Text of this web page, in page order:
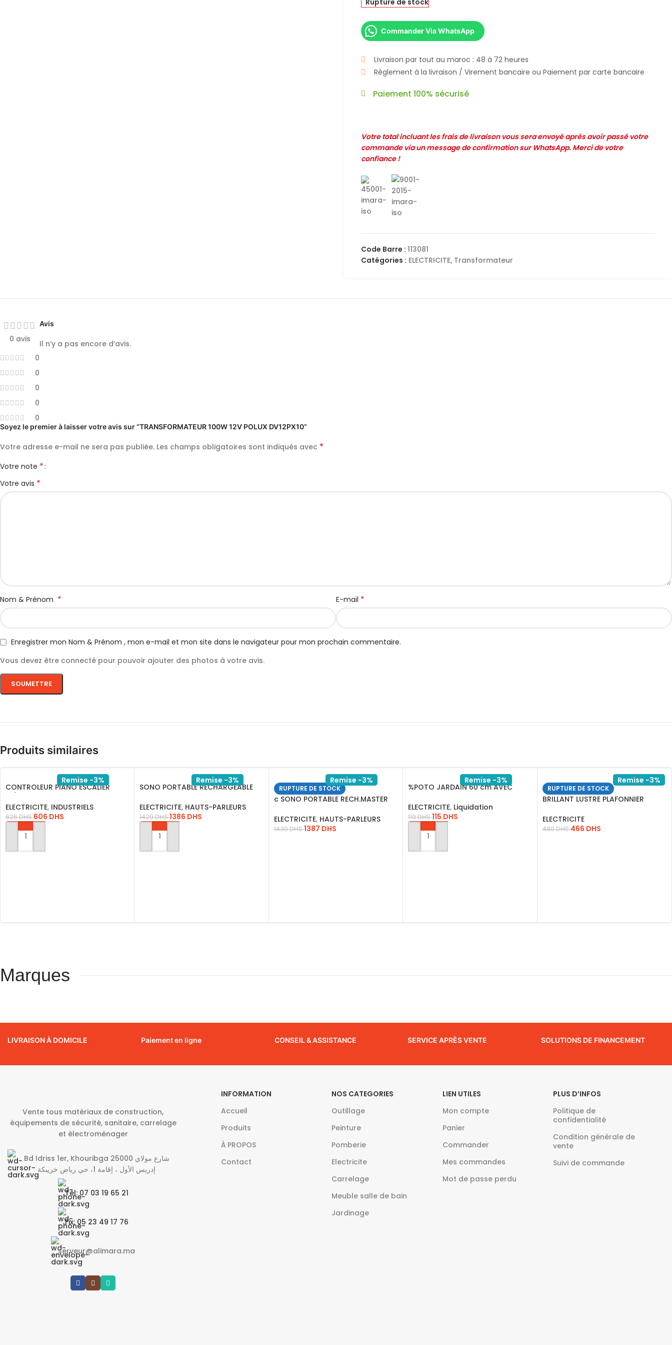
Rupture de stock
Commander Via WhatsApp
Livraison par tout au maroc : 48 à 72 heures
Règlement à la livraison / Virement bancaire ou Paiement par carte bancaire
Paiement 100% sécurisé
Votre total incluant les frais de livraison vous sera envoyé après avoir passé votre
commande via un message de confirmation sur WhatsApp. Merci de votre
confiance !
Code Barre : 113081
Catégories : ELECTRICITE, Transformateur
0 avis
0
0
0
0
0
Avis
Il n’y a pas encore d’avis.
Soyez le premier à laisser votre avis sur “TRANSFORMATEUR 100W 12V POLUX DV12PX10”
Votre adresse e-mail ne sera pas publiée. Les champs obligatoires sont indiqués avec *
Votre note *
Votre avis *
Nom & Prénom * E-mail *
Enregistrer mon Nom & Prénom , mon e-mail et mon site dans le navigateur pour mon prochain commentaire.
Vous devez être connecté pour pouvoir ajouter des photos à votre avis.
Produits similaires
Remise -3%
CONTROLEUR PIANO ESCALIER
ELECTRICITE, INDUSTRIELS
625DHS 606 DHS
AJOUTER AU PANIER
Remise -3%
SONO PORTABLE RECHARGEABLE
ELECTRICITE, HAUTS-PARLEURS
1429DHS1386 DHS
AJOUTER AU PANIER
Remise -3%
RUPTURE DE STOCK
c SONO PORTABLE RECH.MASTER
ELECTRICITE, HAUTS-PARLEURS
1430DHS1387 DHS
Remise -3%
%POTO JARDAIN 60 cm AVEC
ELECTRICITE, Liquidation
119DHS115 DHS
AJOUTER AU PANIER
Remise -3%
RUPTURE DE STOCK
BRILLANT LUSTRE PLAFONNIER
ELECTRICITE
480DHS466 DHS
Marques
LIVRAISON À DOMICILE Paiement en ligne CONSEIL & ASSISTANCE SERVICE APRÈS VENTE SOLUTIONS DE FINANCEMENT
Vente tous matériaux de construction,
équipements de sécurité, sanitaire, carrelage
et électroménager
Bd Idriss 1er, Khouribga 25000 شارع مولاي
إدريس الأول ، إقامة 1، حي رياض خريبكة
Tél: 07 03 19 65 21
Fix: 05 23 49 17 76
serveur@alimara.ma
INFORMATION
Accueil
Produits
À PROPOS
Contact
NOS CATEGORIES
Outillage
Peinture
Pomberie
Electricite
Carrelage
Meuble salle de bain
Jardinage
LIEN UTILES
Mon compte
Panier
Commander
Mes commandes
Mot de passe perdu
PLUS D’INFOS
Politique de
confidentialité
Condition générale de
vente
Suivi de commande